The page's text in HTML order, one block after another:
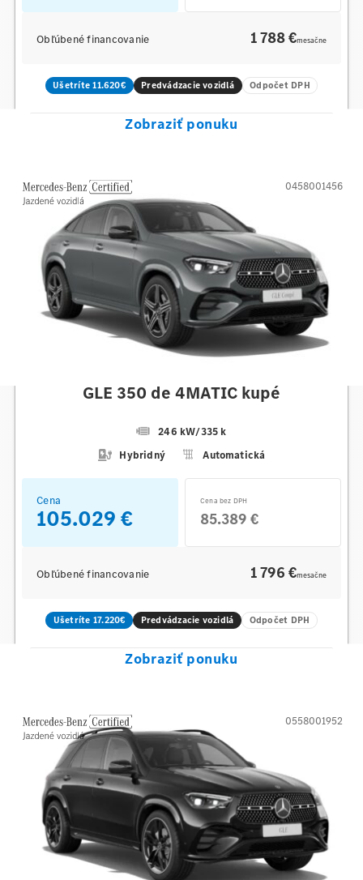
Obľúbené financovanie 1 788 €mesačne
Ušetríte 11.620€ Predvádzacie vozidlá Odpočet DPH
Zobraziť ponuku
GLE 350 de 4MATIC kupé
246 kW/335 k
Hybridný
Automatická
0458001456
Cena
105.029 €
Cena bez DPH
85.389 €
Obľúbené financovanie 1 796 €mesačne
Ušetríte 17.220€ Predvádzacie vozidlá Odpočet DPH
Zobraziť ponuku
0558001952